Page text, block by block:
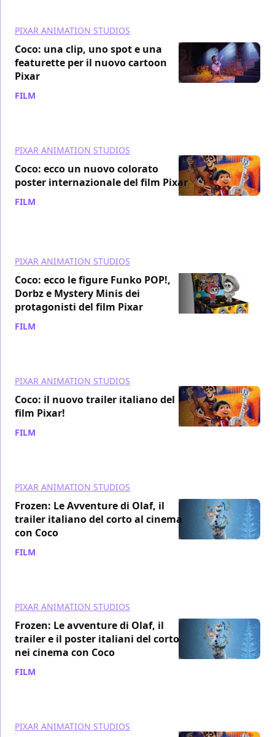
PIXAR ANIMATION STUDIOS
Coco: una clip, uno spot e una
featurette per il nuovo cartoon
Pixar
FILM
PIXAR ANIMATION STUDIOS
Coco: ecco un nuovo colorato
poster internazionale del film Pixar
FILM
PIXAR ANIMATION STUDIOS
Coco: ecco le figure Funko POP!,
Dorbz e Mystery Minis dei
protagonisti del film Pixar
FILM
PIXAR ANIMATION STUDIOS
Coco: il nuovo trailer italiano del
film Pixar!
FILM
PIXAR ANIMATION STUDIOS
Frozen: Le Avventure di Olaf, il
trailer italiano del corto al cinema
con Coco
FILM
PIXAR ANIMATION STUDIOS
Frozen: Le avventure di Olaf, il
trailer e il poster italiani del corto
nei cinema con Coco
FILM
PIXAR ANIMATION STUDIOS